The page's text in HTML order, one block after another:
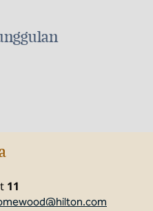
11